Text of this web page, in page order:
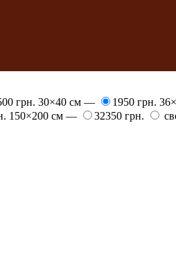
грн. 30×40 см — 1950 грн.
150×200 см — 32350 грн.